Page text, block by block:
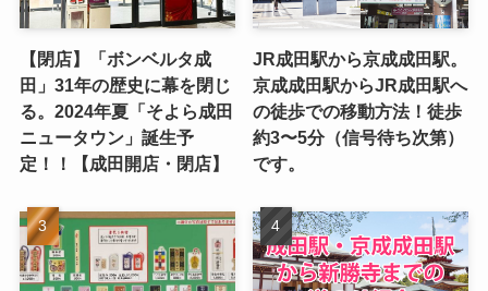
【閉店】「ボンベルタ成
田」31年の歴史に幕を閉じ
る。2024年夏「そよら成田
ニュータウン」誕生予
定！！【成田開店・閉店】
JR成田駅から京成成田駅。
京成成田駅からJR成田駅へ
の徒歩での移動方法！徒歩
約3〜5分（信号待ち次第）
です。